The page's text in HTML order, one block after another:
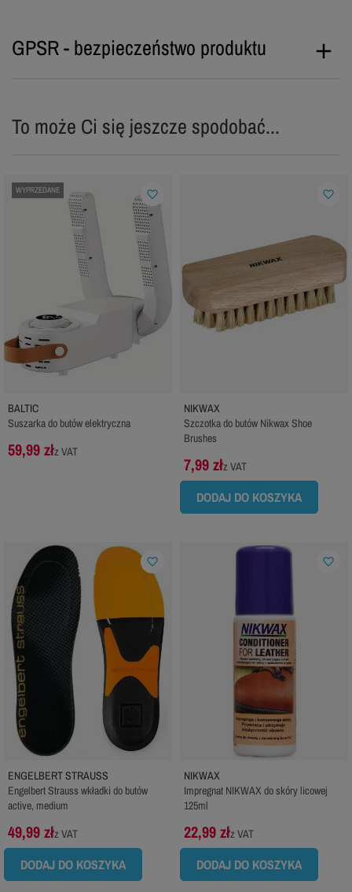
GPSR - bezpieczeństwo produktu
To może Ci się jeszcze spodobać...
WYPRZEDANE
BALTIC
Suszarka do butów elektryczna
59,99 złz VAT
favorite_border
NIKWAX
Szczotka do butów Nikwax Shoe
Brushes
7,99 złz VAT
DODAJ DO KOSZYKA
favorite_border
ENGELBERT STRAUSS
Engelbert Strauss wkładki do butów
active, medium
49,99 złz VAT
DODAJ DO KOSZYKA
favorite_border
NIKWAX
Impregnat NIKWAX do skóry licowej
125ml
22,99 złz VAT
DODAJ DO KOSZYKA
favorite_border